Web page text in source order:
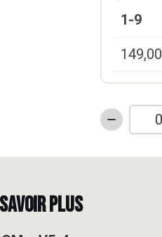
1-9
149,00
quantité
TAPIS
PLUS